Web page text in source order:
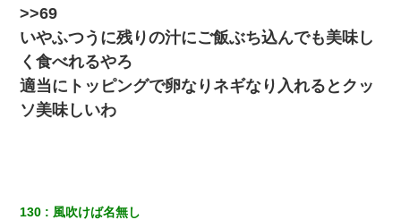
>>69
いやふつうに残りの汁にご飯ぶち込んでも美味し
く食べれるやろ
適当にトッピングで卵なりネギなり入れるとクッ
ソ美味しいわ
130 風吹けば名無し